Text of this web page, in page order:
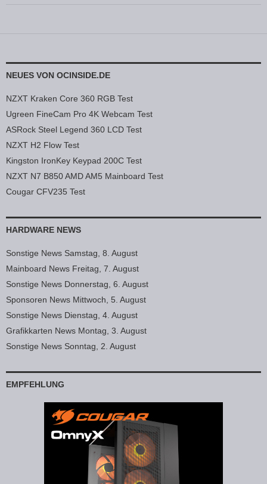
NEUES VON OCINSIDE.DE
NZXT Kraken Core 360 RGB Test
Ugreen FineCam Pro 4K Webcam Test
ASRock Steel Legend 360 LCD Test
NZXT H2 Flow Test
Kingston IronKey Keypad 200C Test
NZXT N7 B850 AMD AM5 Mainboard Test
Cougar CFV235 Test
HARDWARE NEWS
Sonstige News Samstag, 8. August
Mainboard News Freitag, 7. August
Sonstige News Donnerstag, 6. August
Sponsoren News Mittwoch, 5. August
Sonstige News Dienstag, 4. August
Grafikkarten News Montag, 3. August
Sonstige News Sonntag, 2. August
EMPFEHLUNG